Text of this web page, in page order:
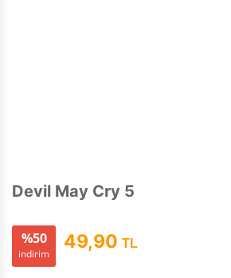
Devil May Cry 5
%50
indirim
49,90 TL